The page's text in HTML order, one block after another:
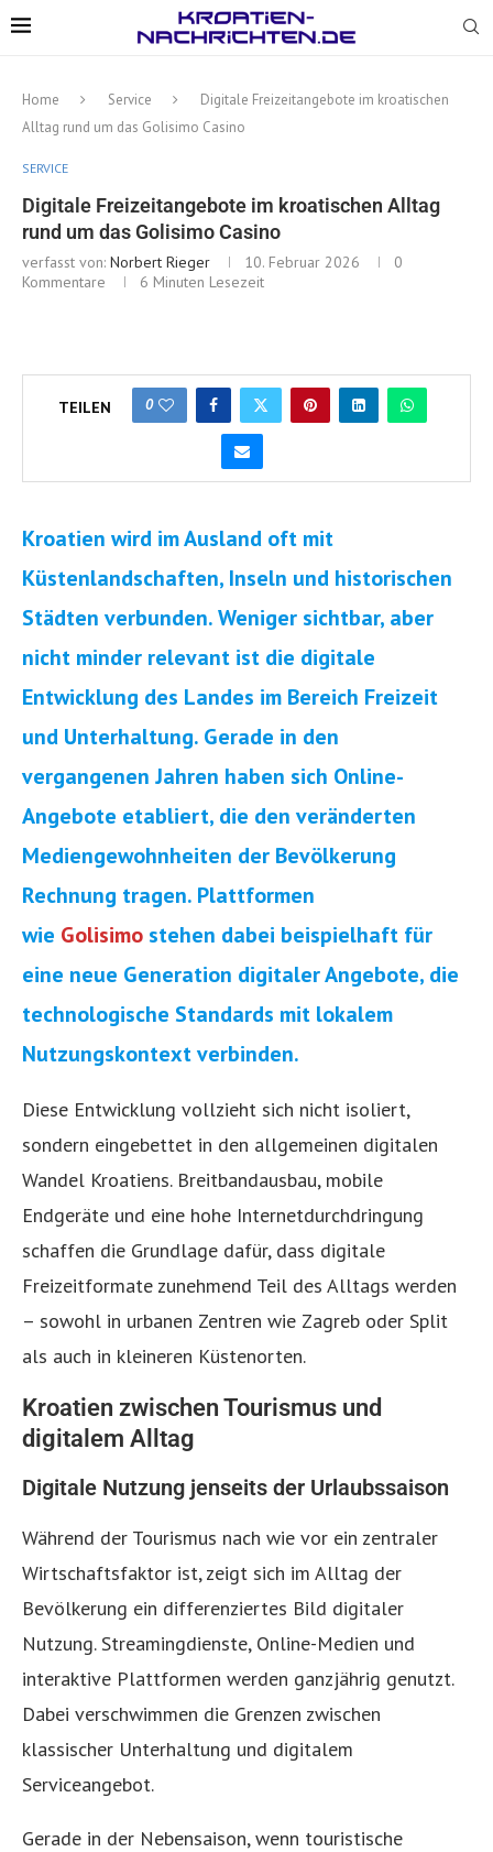
Home Service
Digitale Freizeitangebote im kroatischen
Alltag rund um das Golisimo Casino
SERVICE
Digitale Freizeitangebote im kroatischen Alltag
rund um das Golisimo Casino
verfasst von: Norbert Rieger 10. Februar 2026
0
Kommentare
6 Minuten Lesezeit
TEILEN 0
Kroatien wird im Ausland oft mit
Küstenlandschaften, Inseln und historischen
Städten verbunden. Weniger sichtbar, aber
nicht minder relevant ist die digitale
Entwicklung des Landes im Bereich Freizeit
und Unterhaltung. Gerade in den
vergangenen Jahren haben sich Online-
Angebote etabliert, die den veränderten
Mediengewohnheiten der Bevölkerung
Rechnung tragen. Plattformen
wie Golisimo stehen dabei beispielhaft für
eine neue Generation digitaler Angebote, die
technologische Standards mit lokalem
Nutzungskontext verbinden.
Diese Entwicklung vollzieht sich nicht isoliert,
sondern eingebettet in den allgemeinen digitalen
Wandel Kroatiens. Breitbandausbau, mobile
Endgeräte und eine hohe Internetdurchdringung
schaffen die Grundlage dafür, dass digitale
Freizeitformate zunehmend Teil des Alltags werden
– sowohl in urbanen Zentren wie Zagreb oder Split
als auch in kleineren Küstenorten.
Kroatien zwischen Tourismus und
digitalem Alltag
Digitale Nutzung jenseits der Urlaubssaison
Während der Tourismus nach wie vor ein zentraler
Wirtschaftsfaktor ist, zeigt sich im Alltag der
Bevölkerung ein differenziertes Bild digitaler
Nutzung. Streamingdienste, Online-Medien und
interaktive Plattformen werden ganzjährig genutzt.
Dabei verschwimmen die Grenzen zwischen
klassischer Unterhaltung und digitalem
Serviceangebot.
Gerade in der Nebensaison, wenn touristische